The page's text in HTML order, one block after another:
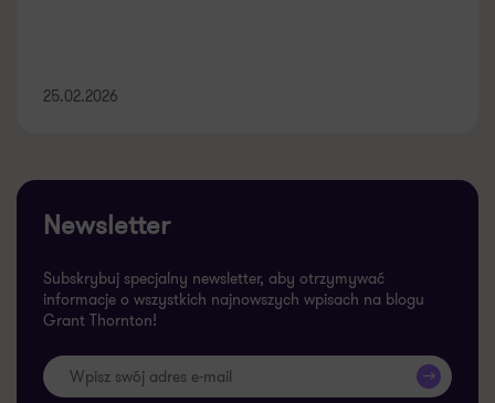
25.02.2026
Newsletter
Subskrybuj specjalny newsletter, aby otrzymywać
informacje o wszystkich najnowszych wpisach na blogu
Grant Thornton!
>>